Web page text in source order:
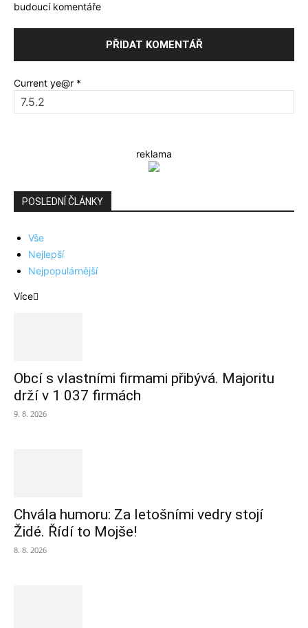
budoucí komentáře
Current ye@r *
reklama
POSLEDNÍ ČLÁNKY
Vše
Nejlepší
Nejpopulárnější
Více
Obcí s vlastními firmami přibývá. Majoritu
drží v 1 037 firmách
9. 8. 2026
Chvála humoru: Za letošními vedry stojí
Židé. Řídí to Mojše!
8. 8. 2026